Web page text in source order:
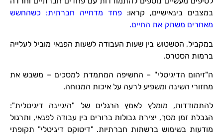
במצבים בינאישיים, קראו: פחד מדחייה חברתית: כשהחשש
מאחרים משתק את החיים.
במקביל, הטשטוש בין שעות העבודה לשעות הפנאי מוביל לעלייה
ברמות הסטרס.
ה"זיהום הדיגיטלי" – החשיפה המתמדת למסכים – משבש את
מחזורי השינה ומשפיע לרעה על איכות המנוחה.
להתמודדות, מומלץ לאמץ הרגלים של "היגיינה דיגיטלית":
הגבלת זמן מסך, יצירת גבולות ברורים בין עבודה לפנאי, ותרגול
מודעות בשימוש ברשתות חברתיות. "דיטוקס דיגיטלי" תקופתי